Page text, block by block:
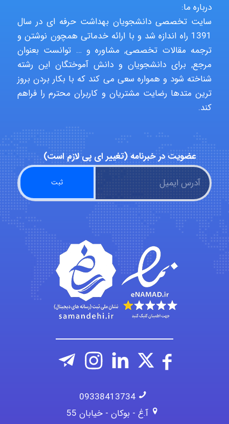
USER124
malekf
abolfazlkoshehe
abolfazlkoshehe
A.balandeh
fatima
Jafar Tym
درباره ما:
سایت تخصصی دانشجویان بهداشت حرفه ای در سال
1391 راه اندازه شد و با ارائه خدماتی همچون نوشتن و
ترجمه مقالات تخصصی, مشاوره و … توانست بعنوان
مرجع, برای دانشجویان و دانش آموختگان این رشته
شناخته شود و همواره سعی می کند که با بکار بردن بروز
ترین متدها رضایت مشتریان و کاربران محترم را فراهم
کند.
عضویت در خبرنامه (تغییر ای پی لازم است)
09338413734
آ.غ - بوکان - خیابان 55